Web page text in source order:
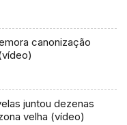
canonização
juntou dezenas
velha (vídeo)